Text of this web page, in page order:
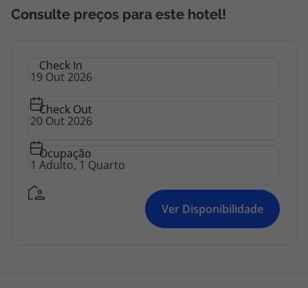
Consulte preços para este hotel!
Check In
Check Out
Ocupação
Ver Disponibilidade